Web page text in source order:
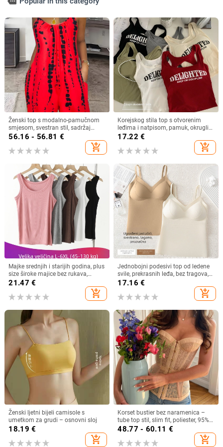
Ženski top s modalno-pamučnom
smjesom, svestran stil, sadržaj
glavnog materijala <30%, Zima
56.16 - 56.81 €
add_shopping_cart
Korejskog stila top s otvorenim
leđima i natpisom, pamuk, okrugli
izrez
17.22 €
add_shopping_cart
Majke srednjih i starijih godina, plus
size široke majice bez rukava,
debela sestra, ljetni prsluk s tankim
21.47 €
add_shopping_cart
Jednobojni podesivi top od ledene
svile, prekrasnih leđa, bez tragova,
fiksnih košarica, tanki, prozračni,
17.16 €
add_shopping_cart
Ženski ljetni bijeli camisole s
umetkom za grudi – osnovni sloj
18.19 €
add_shopping_cart
Korset bustier bez naramenica –
tube top stil, slim fit, poliester, 95%+
poliester
48.77 - 60.11 €
add_shopping_cart